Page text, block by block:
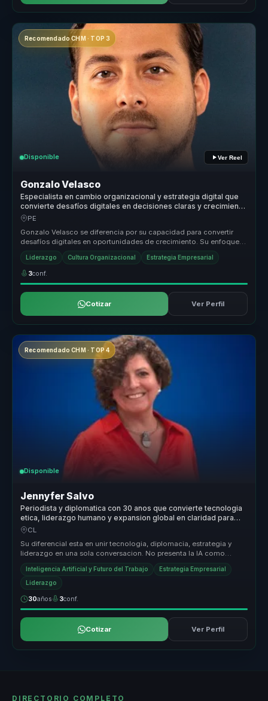
Recomendado CHM · TOP 3
Disponible Ver Reel
Gonzalo Velasco
Especialista en cambio organizacional y estrategia digital que
convierte desafíos digitales en decisiones claras y crecimiento
sostenible para empresas.
PE
Gonzalo Velasco se diferencia por su capacidad para convertir
desafíos digitales en oportunidades de crecimiento. Su enfoque
se basa en l...
Liderazgo Cultura Organizacional Estrategia Empresarial
3conf.
Cotizar Ver Perfil
Recomendado CHM · TOP 4
Disponible
Jennyfer Salvo
Periodista y diplomatica con 30 anos que convierte tecnologia
etica, liderazgo humano y expansion global en claridad para
empresas.
CL
Su diferencial esta en unir tecnologia, diplomacia, estrategia y
liderazgo en una sola conversacion. No presenta la IA como
promesa abstr...
Inteligencia Artificial y Futuro del Trabajo Estrategia Empresarial
Liderazgo
30años 3conf.
Cotizar Ver Perfil
DIRECTORIO COMPLETO